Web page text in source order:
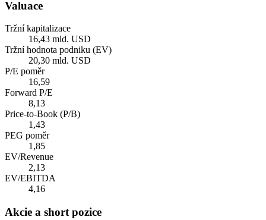
Valuace
Tržní kapitalizace
16,43 mld. USD
Tržní hodnota podniku (EV)
20,30 mld. USD
P/E poměr
16,59
Forward P/E
8,13
Price-to-Book (P/B)
1,43
PEG poměr
1,85
EV/Revenue
2,13
EV/EBITDA
4,16
Akcie a short pozice